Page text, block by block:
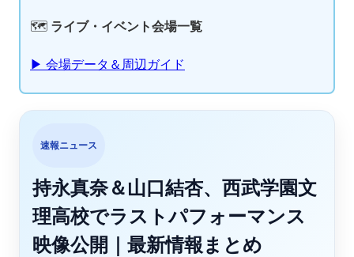
🗺️ ライブ・イベント会場一覧
▶ 会場データ＆周辺ガイド
速報ニュース
持永真奈＆山口結杏、西武学園文
理高校でラストパフォーマンス
映像公開｜最新情報まとめ